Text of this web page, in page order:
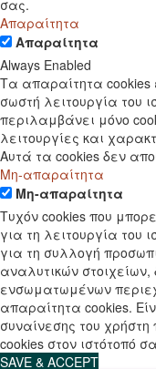
σας.
Απαραίτητα
Απαραίτητα
Always Enabled
Τα απαραίτητα cookies
σωστή λειτουργία του
περιλαμβάνει μόνο
λειτουργίες και
Αυτά τα cookies δεν
Μη-απαραίτητα
Μη-απαραίτητα
Τυχόν cookies που
για τη λειτουργία του
για τη συλλογή
αναλυτικών
ενσωματωμένων
απαραίτητα cookies.
συναίνεσης του
cookies στον ιστότοπό
SAVE & ACCEPT